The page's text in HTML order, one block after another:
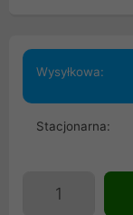
Wysyłkowa:
Stacjonarna: